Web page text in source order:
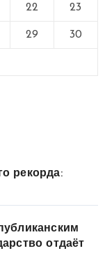
22 23
29 30
рекорда:
отдаёт